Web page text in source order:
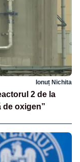
Ionuț Nichita
2 de la
de oxigen”